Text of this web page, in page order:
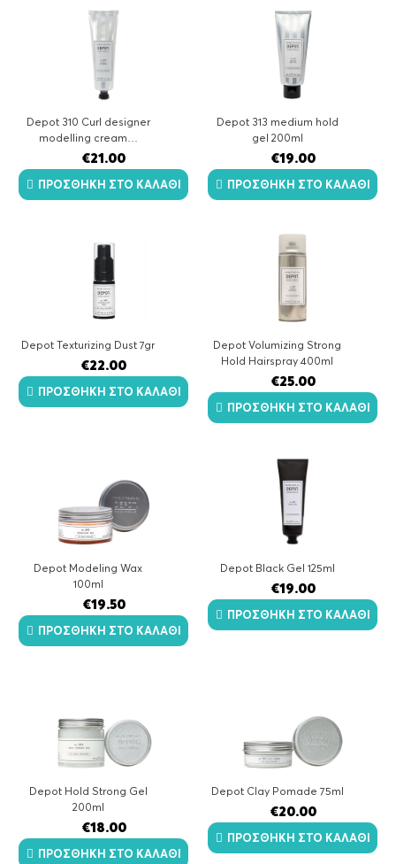
Depot 310 Curl designer
modelling cream…
€21.00
ΠΡΟΣΘΉΚΗ ΣΤΟ ΚΑΛΆΘΙ
Depot 313 medium hold
gel 200ml
€19.00
ΠΡΟΣΘΉΚΗ ΣΤΟ ΚΑΛΆΘΙ
Depot Texturizing Dust 7gr
€22.00
ΠΡΟΣΘΉΚΗ ΣΤΟ ΚΑΛΆΘΙ
Depot Volumizing Strong
Hold Hairspray 400ml
€25.00
ΠΡΟΣΘΉΚΗ ΣΤΟ ΚΑΛΆΘΙ
Depot Modeling Wax
100ml
€19.50
ΠΡΟΣΘΉΚΗ ΣΤΟ ΚΑΛΆΘΙ
Depot Black Gel 125ml
€19.00
ΠΡΟΣΘΉΚΗ ΣΤΟ ΚΑΛΆΘΙ
Depot Hold Strong Gel
200ml
€18.00
ΠΡΟΣΘΉΚΗ ΣΤΟ ΚΑΛΆΘΙ
Depot Clay Pomade 75ml
€20.00
ΠΡΟΣΘΉΚΗ ΣΤΟ ΚΑΛΆΘΙ